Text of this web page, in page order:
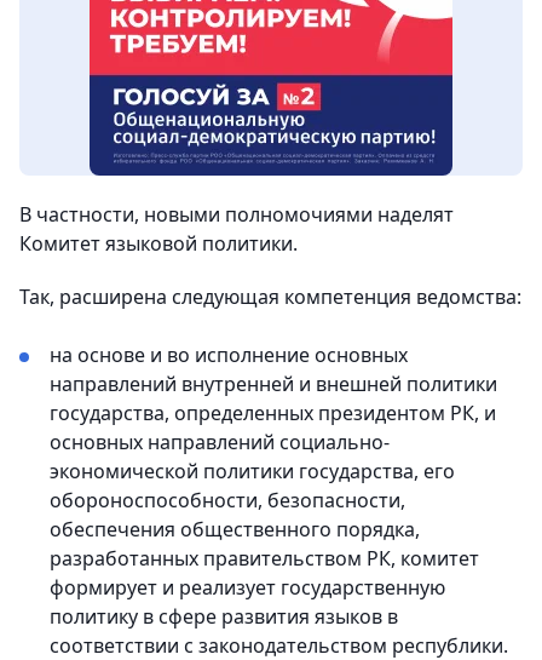
В частности, новыми полномочиями наделят
Комитет языковой политики.
Так, расширена следующая компетенция ведомства:
на основе и во исполнение основных
направлений внутренней и внешней политики
государства, определенных президентом РК, и
основных направлений социально-
экономической политики государства, его
обороноспособности, безопасности,
обеспечения общественного порядка,
разработанных правительством РК, комитет
формирует и реализует государственную
политику в сфере развития языков в
соответствии с законодательством республики.